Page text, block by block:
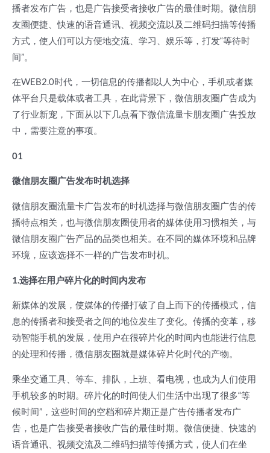
播者发布广告，也是广告接受者接收广告的最佳时期。微信朋
友圈便捷、快速的语音通讯、视频交流以及二维码扫描等传播
方式，使人们可以方便地交流、学习、娱乐等，打发“等待时
间”。
在WEB2.0时代，一切信息的传播都以人为中心，手机或者媒
体平台只是载体或者工具，在此背景下，微信朋友圈广告成为
了行业新宠，下面从以下几点看下微信流量卡朋友圈广告投放
中，需要注意的事项。
01
微信朋友圈广告发布时机选择
微信朋友圈流量卡广告发布的时机选择与微信朋友圈广告的传
播特点相关，也与微信朋友圈使用者的媒体使用习惯相关，与
微信朋友圈广告产品的品类也相关。在不同的媒体环境和品牌
环境，应该选择不一样的广告发布时机。
1.选择在用户碎片化的时间内发布
新媒体的发展，使媒体的传播打破了自上而下的传播模式，信
息的传播者和接受者之间的地位发生了变化。传播的变革，移
动智能手机的发展，使用户在很碎片化的时间内也能进行信息
的处理和传播，微信朋友圈就是媒体碎片化时代的产物。
乘坐交通工具、等车、排队，上班、看电视，也成为人们使用
手机较多的时期。碎片化的时间使人们生活中出现了很多“等
候时间”，这些时间的空档和碎片期正是广告传播者发布广
告，也是广告接受者接收广告的最佳时期。微信便捷、快速的
语音通讯、视频交流及二维码扫描等传播方式，使人们在坐